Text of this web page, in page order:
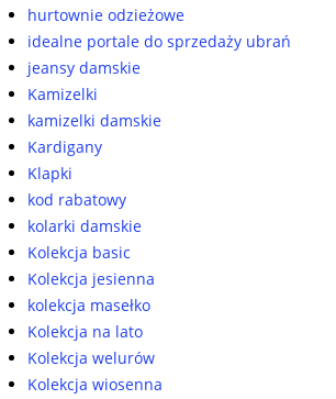
hurtownie odzieżowe
idealne portale do sprzedaży ubrań
jeansy damskie
Kamizelki
kamizelki damskie
Kardigany
Klapki
kod rabatowy
kolarki damskie
Kolekcja basic
Kolekcja jesienna
kolekcja masełko
Kolekcja na lato
Kolekcja welurów
Kolekcja wiosenna